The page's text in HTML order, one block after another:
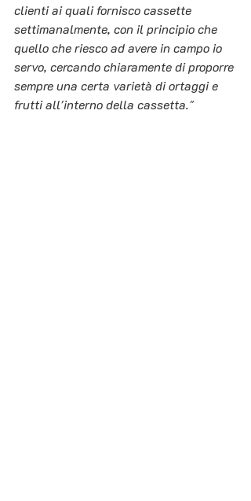
clienti ai quali fornisco cassette
settimanalmente, con il principio che
quello che riesco ad avere in campo io
servo, cercando chiaramente di proporre
sempre una certa varietà di ortaggi e
frutti all'interno della cassetta."